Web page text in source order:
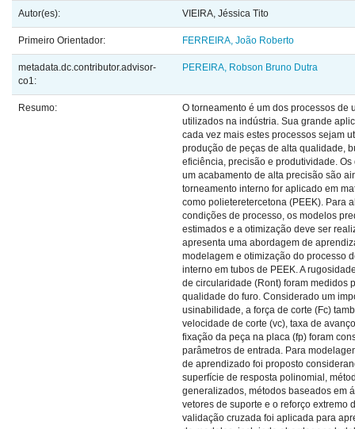
Autor(es): VIEIRA, Jéssica Tito
Primeiro Orientador: FERREIRA, João Roberto
metadata.dc.contributor.advisor-
co1:
PEREIRA, Robson Bruno Dutra
Resumo:
O torneamento é um dos processos de
utilizados na indústria. Sua grande
cada vez mais estes processos sejam
produção de peças de alta qualidade,
eficiência, precisão e produtividade.
um acabamento de alta precisão são
torneamento interno for aplicado em
como polieteretercetona (PEEK). Para
condições de processo, os modelos
estimados e a otimização deve ser
apresenta uma abordagem de
modelagem e otimização do processo
interno em tubos de PEEK. A
de circularidade (Ront) foram medidos
qualidade do furo. Considerado um
usinabilidade, a força de corte (Fc)
velocidade de corte (vc), taxa de
fixação da peça na placa (fp) foram
parâmetros de entrada. Para
de aprendizado foi proposto
superfície de resposta polinomial,
generalizados, métodos baseados em
vetores de suporte e o reforço extremo
validação cruzada foi aplicada para